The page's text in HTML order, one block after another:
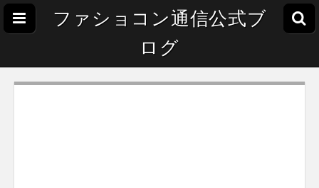
ファショコン通信公式ブ
ログ